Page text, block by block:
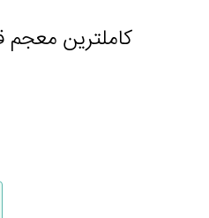
کاملترین معجم